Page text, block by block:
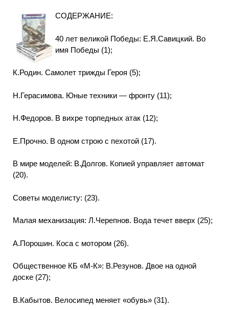
СОДЕРЖАНИЕ:
40 лет великой Победы: Е.Я.Савицкий. Во
имя Победы (1);
К.Родин. Самолет трижды Героя (5);
Н.Герасимова. Юные техники — фронту (11);
Н.Федоров. В вихре торпедных атак (12);
Е.Прочно. В одном строю с пехотой (17).
В мире моделей: В.Долгов. Копией управляет автомат
(20).
Советы моделисту: (23).
Малая механизация: Л.Черепнов. Вода течет вверх (25);
А.Порошин. Коса с мотором (26).
Общественное КБ «М-К»: В.Резунов. Двое на одной
доске (27);
В.Кабытов. Велосипед меняет «обувь» (31).